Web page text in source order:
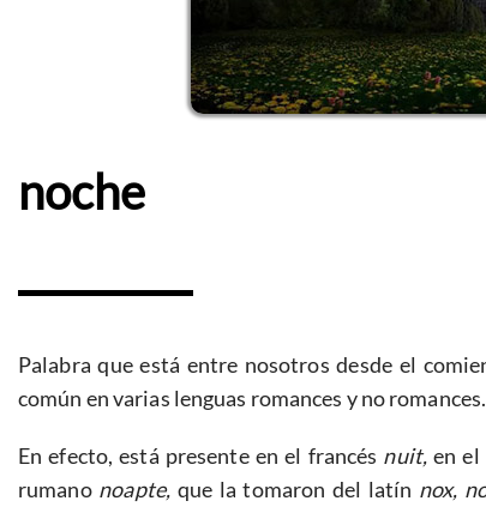
noche
Palabra que está entre nosotros desde el
común en varias lenguas romances y no romances.
En efecto, está presente en el francés nuit,en
rumano noapte, que la tomaron del latín nox,